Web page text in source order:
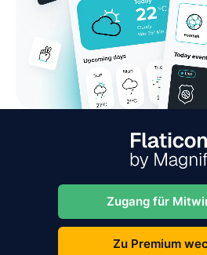
Zugang für
Zu Premium